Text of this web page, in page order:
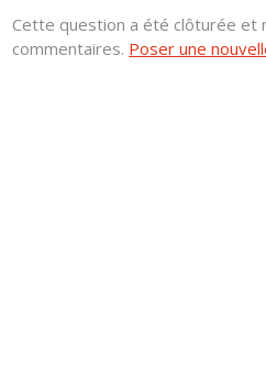
Cette question a été clôturée et
commentaires. Poser une